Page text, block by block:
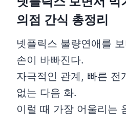
의점 간식 총정리
넷플릭스 불량연애를
손이 바빠진다.
자극적인 관계, 빠른 전
없는 다음 화.
이럴 때 가장 어울리는